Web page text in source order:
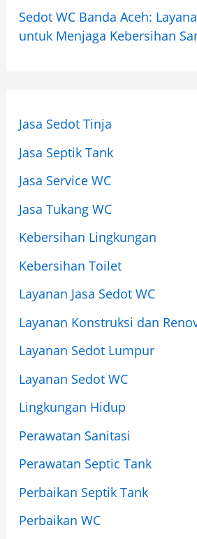
Sedot WC Banda Aceh:
untuk Menjaga Kebersihan
Jasa Sedot Tinja
Jasa Septik Tank
Jasa Service WC
Jasa Tukang WC
Kebersihan Lingkungan
Kebersihan Toilet
Layanan Jasa Sedot WC
Layanan Konstruksi dan
Layanan Sedot Lumpur
Layanan Sedot WC
Lingkungan Hidup
Perawatan Sanitasi
Perawatan Septic Tank
Perbaikan Septik Tank
Perbaikan WC